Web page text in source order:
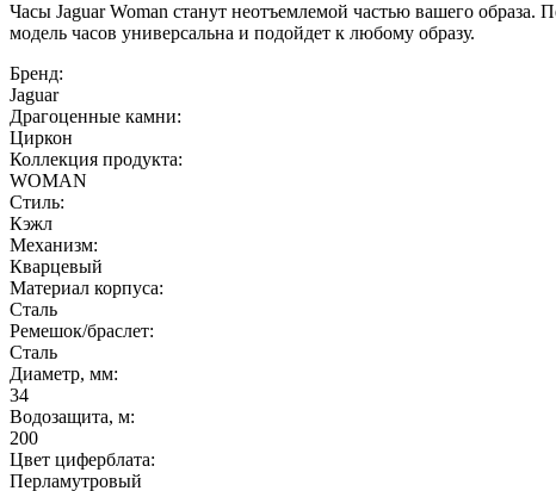
Часы Jaguar Woman станут неотъемлемой частью вашего
модель часов универсальна и подойдет к любому образу.
Бренд:
Jaguar
Драгоценные камни:
Циркон
Коллекция продукта:
WOMAN
Стиль:
Кэжл
Механизм:
Кварцевый
Материал корпуса:
Сталь
Ремешок/браслет:
Сталь
Диаметр, мм:
34
Водозащита, м:
200
Цвет циферблата:
Перламутровый